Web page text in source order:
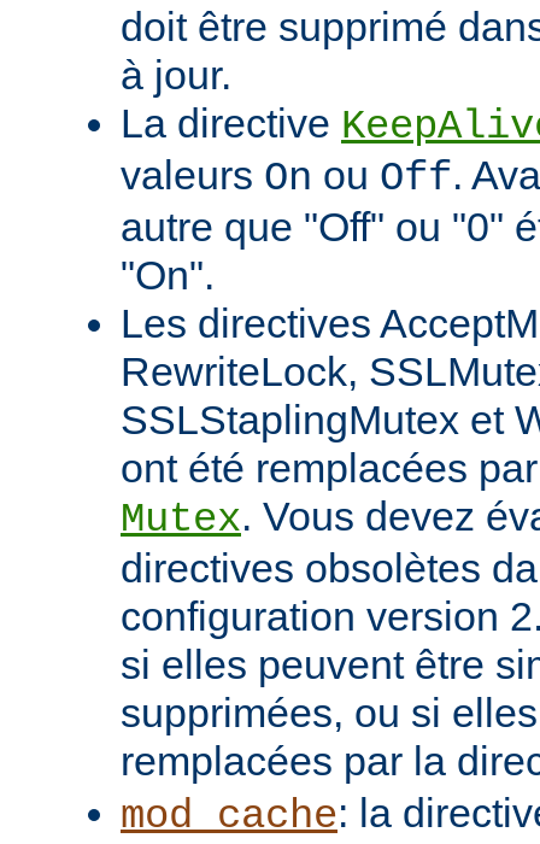
doit être supprimé
à jour.
La directive
valeurs On ou Off.
autre que "Off" ou "0"
"On".
Les directives
RewriteLock,
SSLStaplingMutex et
ont été remplacées
Mutex. Vous devez
directives obsolètes
configuration version
si elles peuvent être
supprimées, ou si
remplacées par la
mod_cache: la